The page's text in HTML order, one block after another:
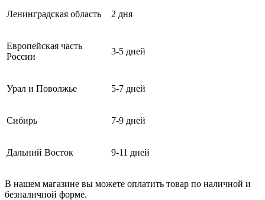
Ленинградская область 2 дня
Европейская часть
России
3-5 дней
Урал и Поволжье 5-7 дней
Сибирь 7-9 дней
Дальний Восток 9-11 дней
В нашем магазине вы можете оплатить товар по наличной и
безналичной форме.